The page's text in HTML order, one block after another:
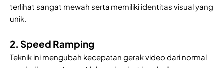
terlihat sangat mewah serta memiliki identitas visual yang
unik.
2. Speed Ramping
Teknik ini mengubah kecepatan gerak video dari normal